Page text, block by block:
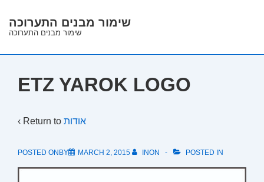
Skip
Main
שימור מבנים התערוכה
שימור מבנים התערוכה
ETZ YAROK LOGO
‹ Return to אודות
POSTED ONBY MARCH 2, 2015 INON POSTED IN